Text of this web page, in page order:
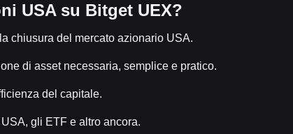
USA su Bitget UEX?
chiusura del mercato azionario USA.
di asset necessaria, semplice e pratico.
del capitale.
gli ETF e altro ancora.